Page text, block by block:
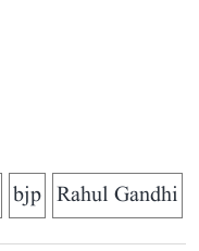
Rahul Gandhi
bjp